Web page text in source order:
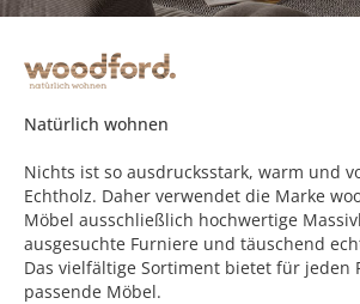
Natürlich wohnen
Nichts ist so ausdrucksstark, warm und
Echtholz. Daher verwendet die Marke
Möbel ausschließlich hochwertige
ausgesuchte Furniere und täuschend
Das vielfältige Sortiment bietet für jeden
passende Möbel.